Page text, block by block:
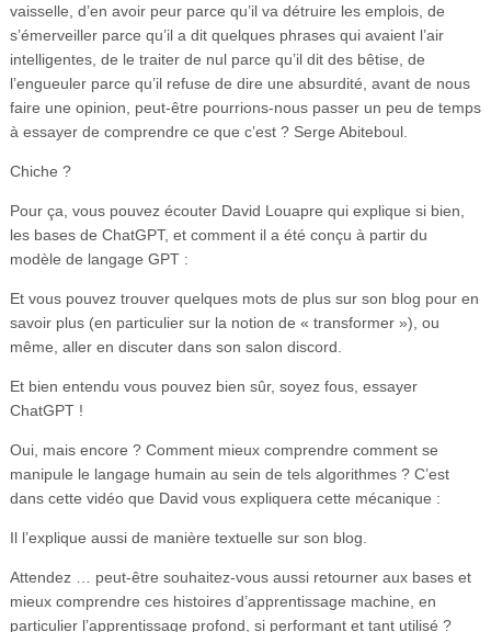
vaisselle, d’en avoir peur parce qu’il va détruire les emplois, de
s’émerveiller parce qu’il a dit quelques phrases qui avaient l’air
intelligentes, de le traiter de nul parce qu’il dit des bêtise, de
l’engueuler parce qu’il refuse de dire une absurdité, avant de nous
faire une opinion, peut-être pourrions-nous passer un peu de temps
à essayer de comprendre ce que c’est ? Serge Abiteboul.
Chiche ?
Pour ça, vous pouvez écouter David Louapre qui explique si bien,
les bases de ChatGPT, et comment il a été conçu à partir du
modèle de langage GPT :
Et vous pouvez trouver quelques mots de plus sur son blog pour en
savoir plus (en particulier sur la notion de « transformer »), ou
même, aller en discuter dans son salon discord.
Et bien entendu vous pouvez bien sûr, soyez fous, essayer
ChatGPT !
Oui, mais encore ? Comment mieux comprendre comment se
manipule le langage humain au sein de tels algorithmes ? C’est
dans cette vidéo que David vous expliquera cette mécanique :
Il l’explique aussi de manière textuelle sur son blog.
Attendez … peut-être souhaitez-vous aussi retourner aux bases et
mieux comprendre ces histoires d’apprentissage machine, en
particulier l’apprentissage profond, si performant et tant utilisé ?